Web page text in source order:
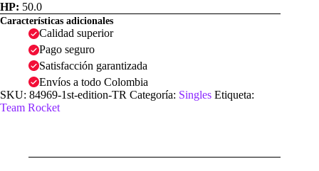
HP: 50.0
Características adicionales
Calidad superior
Pago seguro
Satisfacción garantizada
Envíos a todo Colombia
SKU: 84969-1st-edition-TR Categoría: Singles Etiqueta:
Team Rocket